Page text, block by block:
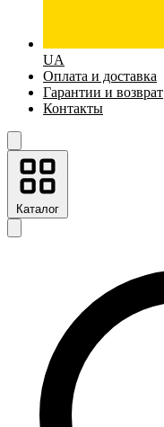
UA
Оплата и доставка
Гарантии и возврат
Контакты
Каталог